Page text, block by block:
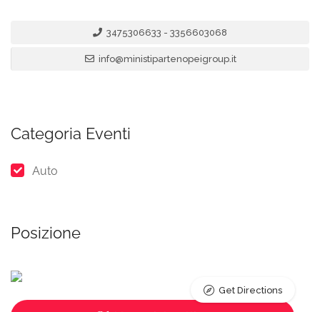
3475306633 - 3356603068
info@ministipartenopeigroup.it
Categoria Eventi
Auto
Posizione
Get Directions